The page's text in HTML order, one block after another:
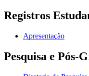
Registros
Apresentação
Pesquisa e Pós-